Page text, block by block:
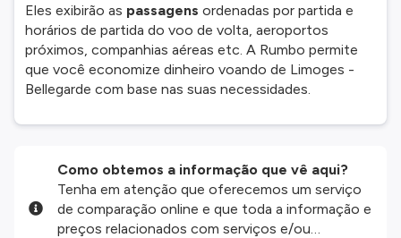
Eles exibirão as passagens ordenadas por partida e
horários de partida do voo de volta, aeroportos
próximos, companhias aéreas etc. A Rumbo permite
que você economize dinheiro voando de Limoges -
Bellegarde com base nas suas necessidades.
Como obtemos a informação que vê aqui?
Tenha em atenção que oferecemos um serviço
de comparação online e que toda a informação e
preços relacionados com serviços e/ou